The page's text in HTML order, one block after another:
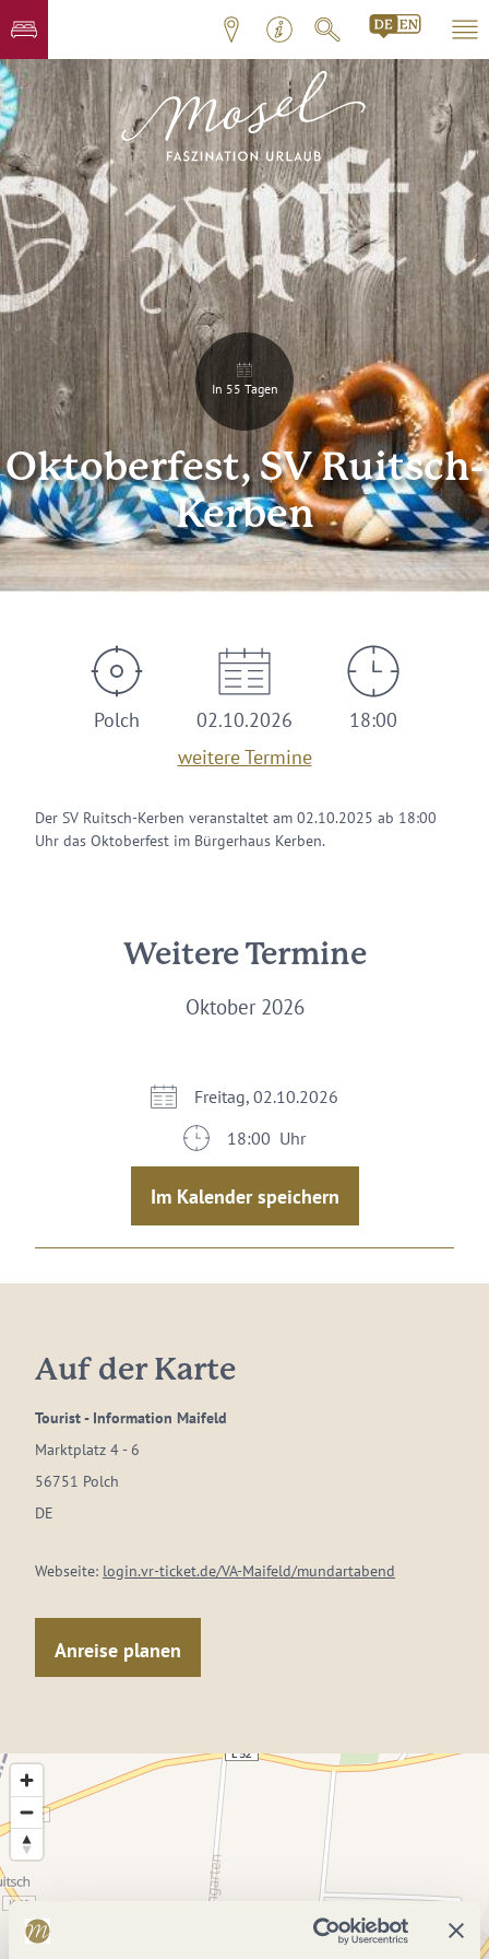
In 55 Tagen
Oktoberfest, SV Ruitsch-
Kerben
Polch
02.10.2026
weitere Termine
18:00
Der SV Ruitsch-Kerben veranstaltet am 02.10.2025 ab 18:00
Uhr das Oktoberfest im Bürgerhaus Kerben.
Weitere Termine
Oktober 2026
Freitag, 02.10.2026
18:00 Uhr
Im Kalender speichern
Auf der Karte
Tourist - Information Maifeld
Marktplatz 4 - 6
56751 Polch
DE
Webseite: login.vr-ticket.de/VA-Maifeld/mundartabend
Anreise planen